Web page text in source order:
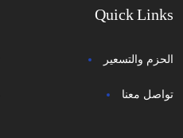
Quick Links
الحزم والتسعير
تواصل معنا